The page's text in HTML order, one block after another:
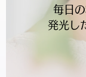
毎日
発光し